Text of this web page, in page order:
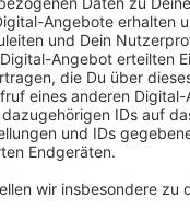
Mit Entsetzen nahm
Staatsanwaltschaft.
die Erzieherin
Heimtückisch hatte sie
in Viersen seinen
hatte die Tat bestritten